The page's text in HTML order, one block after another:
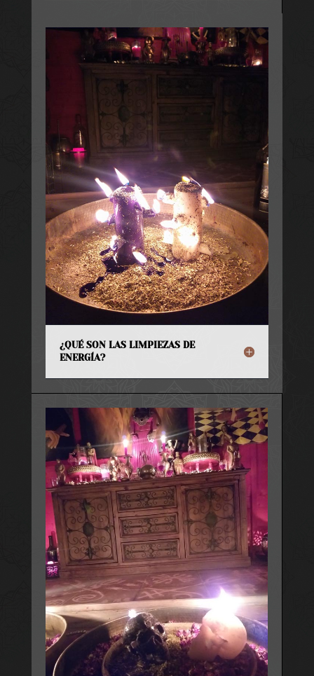
¿QUÉ SON LAS LIMPIEZAS DE
ENERGÍA?